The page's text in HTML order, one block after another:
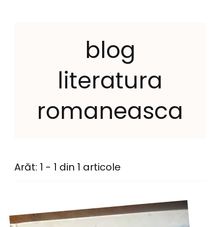
blog
literatura
romaneasca
Arăt: 1 - 1 din 1 articole